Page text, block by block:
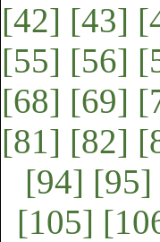
[42] [43]
[55] [56]
[68] [69]
[81] [82]
[94] [95]
[105]